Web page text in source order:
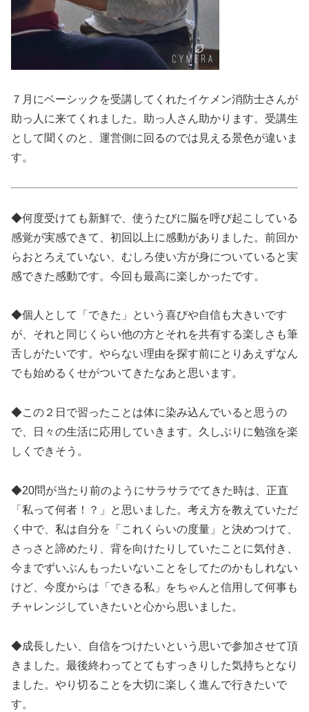
７月にベーシックを受講してくれたイケメン消防士さんが
助っ人に来てくれました。助っ人さん助かります。受講生
として聞くのと、運営側に回るのでは見える景色が違いま
す。
◆何度受けても新鮮で、使うたびに脳を呼び起こしている
感覚が実感できて、初回以上に感動がありました。前回か
らおとろえていない、むしろ使い方が身についていると実
感できた感動です。今回も最高に楽しかったです。
◆個人として「できた」という喜びや自信も大きいです
が、それと同じくらい他の方とそれを共有する楽しさも筆
舌しがたいです。やらない理由を探す前にとりあえずなん
でも始めるくせがついてきたなあと思います。
◆この２日で習ったことは体に染み込んでいると思うの
で、日々の生活に応用していきます。久しぶりに勉強を楽
しくできそう。
◆20問が当たり前のようにサラサラでてきた時は、正直
「私って何者！？」と思いました。考え方を教えていただ
く中で、私は自分を「これくらいの度量」と決めつけて、
さっさと諦めたり、背を向けたりしていたことに気付き、
今までずいぶんもったいないことをしてたのかもしれない
けど、今度からは「できる私」をちゃんと信用して何事も
チャレンジしていきたいと心から思いました。
◆成長したい、自信をつけたいという思いで参加させて頂
きました。最後終わってとてもすっきりした気持ちとなり
ました。やり切ることを大切に楽しく進んで行きたいで
す。